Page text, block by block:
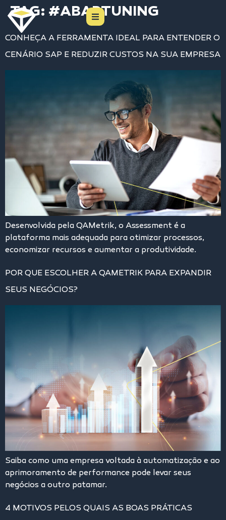
TAG: #ABAPTUNING
CONHEÇA A FERRAMENTA IDEAL PARA ENTENDER O
CENÁRIO SAP E REDUZIR CUSTOS NA SUA EMPRESA
Desenvolvida pela QAMetrik, o Assessment é a
plataforma mais adequada para otimizar processos,
economizar recursos e aumentar a produtividade.
POR QUE ESCOLHER A QAMETRIK PARA EXPANDIR
SEUS NEGÓCIOS?
Saiba como uma empresa voltada à automatização e ao
aprimoramento de performance pode levar seus
negócios a outro patamar.
4 MOTIVOS PELOS QUAIS AS BOAS PRÁTICAS